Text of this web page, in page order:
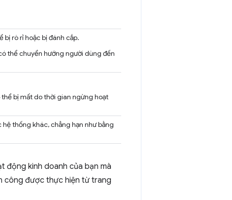
bị rò rỉ hoặc bị đánh cắp.
thể chuyển hướng người dùng đến
bị mất do thời gian ngừng hoạt
thống khác, chẳng hạn như bằng
động kinh doanh của bạn mà
công được thực hiện từ trang